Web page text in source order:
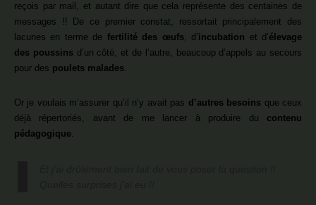
reçois par mail, et autant dire que cela représente des centaines de
messages !! De ce premier constat, ressortait principalement des
lacunes en terme de fertilité des œufs, d’incubation et d’élevage
des poussinsd’un côté, et de l’autre, beaucoup d’appels au secours
pour des poulets malades.
Or je voulais m’assurer qu’il n’y avait pas d’autres besoins que ceux
déjà répertoriés, avant de me lancer à produire du contenu
pédagogique.